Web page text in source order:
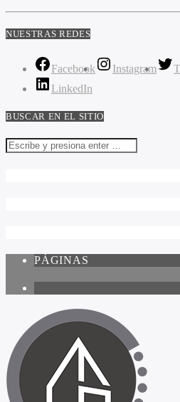
NUESTRAS REDES
Facebook Instagram
LinkedIn
BUSCAR EN EL SITIO
PÁGINAS